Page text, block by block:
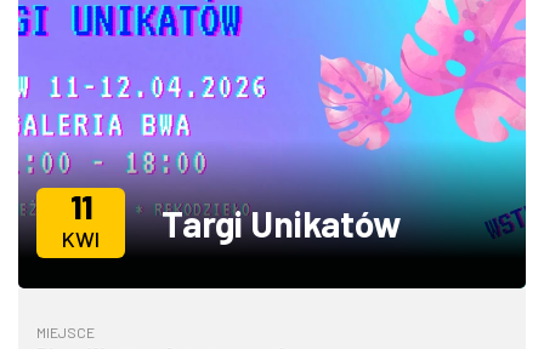
GASTRONOMIA
ZDJĘCIA
W RZESZOWIE
11
KWI Targi Unikatów
MIEJSCE